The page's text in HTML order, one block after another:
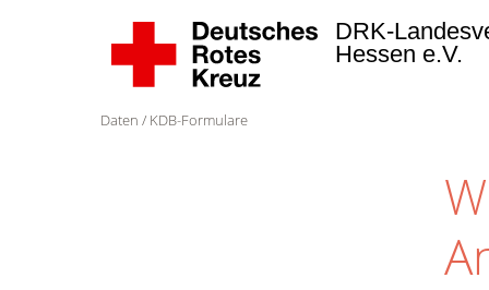
DRK-
Hessen e.V.
Daten KDB-Formulare